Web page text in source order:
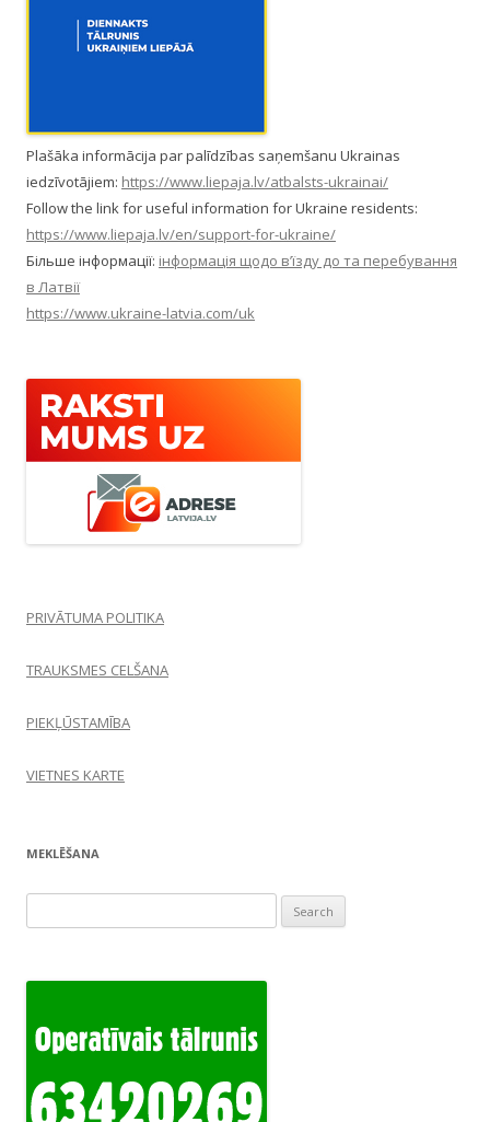
Plašāka informācija par palīdzības saņemšanu Ukrainas
iedzīvotājiem: https://www.liepaja.lv/atbalsts-ukrainai/
Follow the link for useful information for Ukraine residents:
https://www.liepaja.lv/en/support-for-ukraine/
Більше інформації: інформація щодо в’їзду до та перебування
в Латвії
https://www.ukraine-latvia.com/uk
PRIVĀTUMA POLITIKA
TRAUKSMES CELŠANA
PIEKĻŪSTAMĪBA
VIETNES KARTE
MEKLĒŠANA
for: